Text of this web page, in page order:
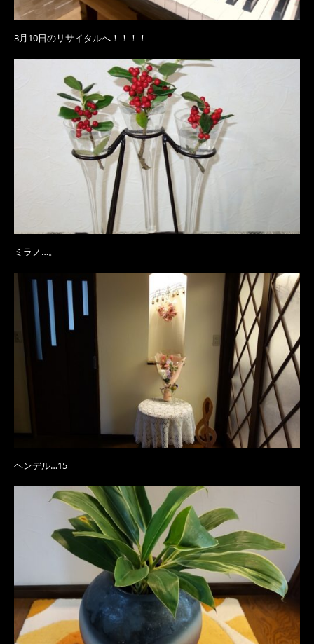
3月10日のリサイタルへ！！！！
ミラノ…。
ヘンデル…15